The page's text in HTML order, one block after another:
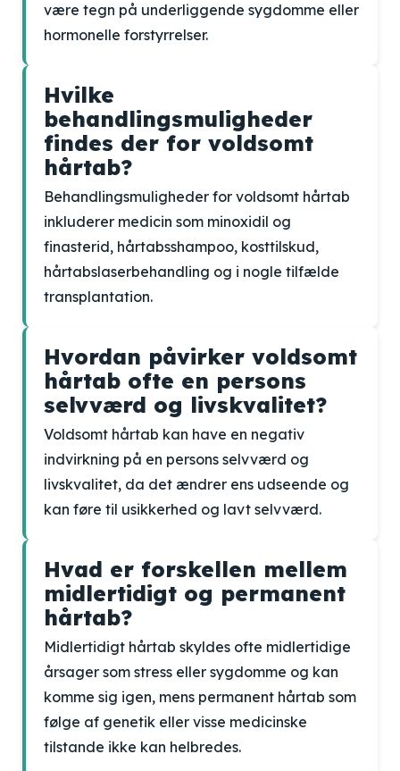
være tegn på underliggende sygdomme eller
hormonelle forstyrrelser.
Hvilke
behandlingsmuligheder
findes der for voldsomt
hårtab?
Behandlingsmuligheder for voldsomt hårtab
inkluderer medicin som minoxidil og
finasterid, hårtabsshampoo, kosttilskud,
hårtabslaserbehandling og i nogle tilfælde
transplantation.
Hvordan påvirker voldsomt
hårtab ofte en persons
selvværd og livskvalitet?
Voldsomt hårtab kan have en negativ
indvirkning på en persons selvværd og
livskvalitet, da det ændrer ens udseende og
kan føre til usikkerhed og lavt selvværd.
Hvad er forskellen mellem
midlertidigt og permanent
hårtab?
Midlertidigt hårtab skyldes ofte midlertidige
årsager som stress eller sygdomme og kan
komme sig igen, mens permanent hårtab som
følge af genetik eller visse medicinske
tilstande ikke kan helbredes.